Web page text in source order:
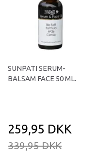
SUNPATI SERUM-
BALSAM FACE 50 ML.
259,95 DKK
339,95 DKK